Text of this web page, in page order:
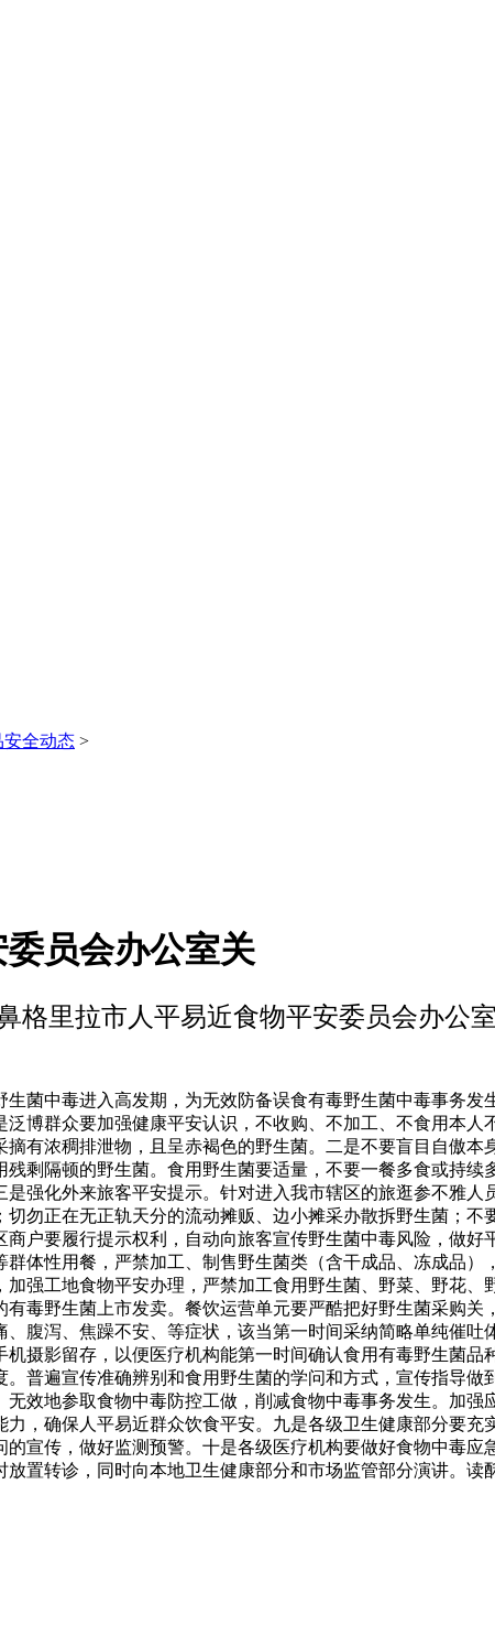
安全动态 >
员会办公室关
格里拉市人平易近食物平安委员会办公
中毒进入高发期，为无效防备误食有毒野生菌中毒事务发
博群众要加强健康平安认识，不收购、不加工、不食用本
有浓稠排泄物，且呈赤褐色的野生菌。二是不要盲目自傲
剩隔顿的野生菌。食用野生菌要适量，不要一餐多食或持
强化外来旅客平安提示。针对进入我市辖区的旅逛参不雅
勿正在无正轨天分的流动摊贩、边小摊采办散拆野生菌；
户要履行提示权利，自动向旅客宣传野生菌中毒风险，做
体性用餐，严禁加工、制售野生菌类（含干成品、冻成品
强工地食物平安办理，严禁加工食用野生菌、野菜、野花
毒野生菌上市发卖。餐饮运营单元要严酷把好野生菌采购
腹泻、焦躁不安、等症状，该当第一时间采纳简略单纯催吐
摄影留存，以便医疗机构能第一时间确认食用有毒野生菌
普遍宣传准确辨别和食用野生菌的学问和方式，宣传指导
效地参取食物中毒防控工做，削减食物中毒事务发生。加
，确保人平易近群众饮食平安。九是各级卫生健康部分要
宣传，做好监测预警。十是各级医疗机构要做好食物中毒
置转诊，同时向本地卫生健康部分和市场监管部分演讲。读